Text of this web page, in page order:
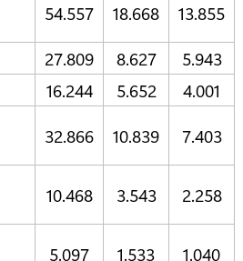
54.557 18.668
13.855
27.809 8.627
5.943
16.244 5.652
4.001
32.866 10.839
7.403
10.468 3.543 2.258
5.097 1.533 1.040